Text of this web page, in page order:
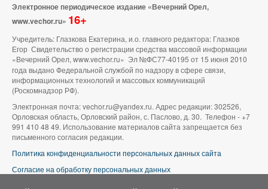
Электронное периодическое издание «Вечерний Орел,
www.vechor.ru» 16+
Учредитель: Глазкова Екатерина, и.о. главного редактора: Глазков
Егор Свидетельство о регистрации средства массовой информации
«Вечерний Орел, www.vechor.ru» Эл №ФС77-40195 от 15 июня 2010
года выдано Федеральной службой по надзору в сфере связи,
информационных технологий и массовых коммуникаций
(Роскомнадзор РФ).
Электронная почта: vechor.ru@yandex.ru. Адрес редакции: 302526,
Орловская область, Орловский район, с. Паслово, д. 30. Телефон - +7
991 410 48 49. Использование материалов сайта запрещается без
письменного согласия редакции.
Политика конфиденциальности персональных данных сайта
Согласие на обработку персональных данных